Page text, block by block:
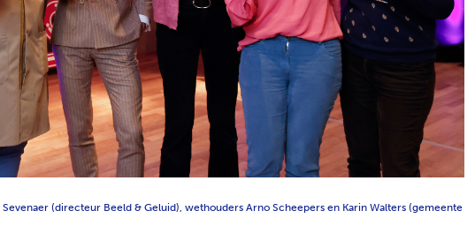
(directeur Beeld & Geluid), wethouders Arno Scheepers en Karin Walters (gemeente